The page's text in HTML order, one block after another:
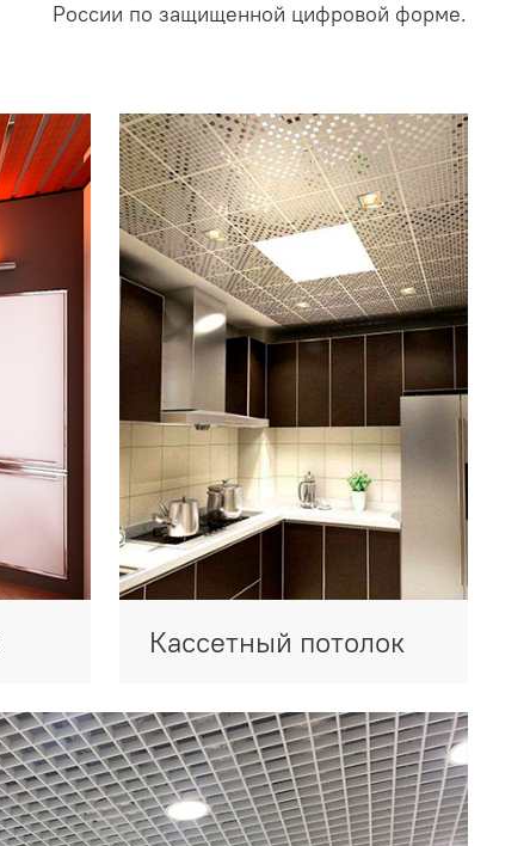
России по защищенной цифровой форме.
Кассетный потолок